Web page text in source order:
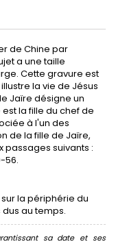
de Chine par
a une taille
Cette gravure est
illustre la vie de Jésus
Jaïre désigne un
la fille du chef de
à l'un des
de la fille de Jaïre,
passages suivants :
56.
la périphérie du
au temps.
sa date et ses